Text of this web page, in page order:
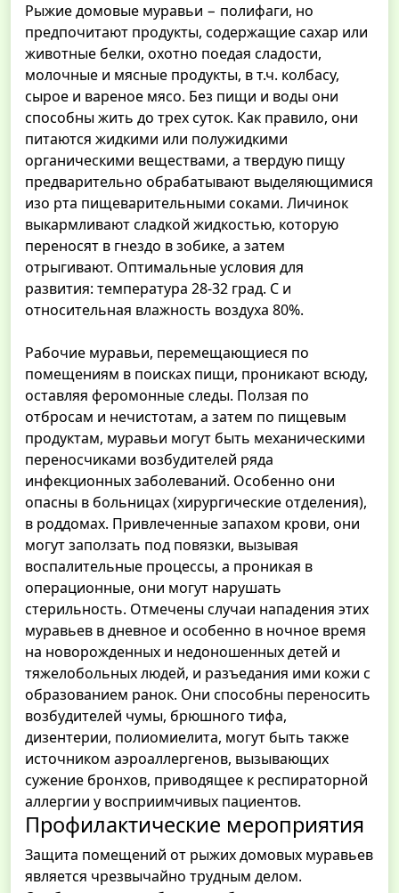
Рыжие домовые муравьи − полифаги, но
предпочитают продукты, содержащие сахар или
животные белки, охотно поедая сладости,
молочные и мясные продукты, в т.ч. колбасу,
сырое и вареное мясо. Без пищи и воды они
способны жить до трех суток. Как правило, они
питаются жидкими или полужидкими
органическими веществами, а твердую пищу
предварительно обрабатывают выделяющимися
изо рта пищеварительными соками. Личинок
выкармливают сладкой жидкостью, которую
переносят в гнездо в зобике, а затем
отрыгивают. Оптимальные условия для
развития: температура 28-32 град. C и
относительная влажность воздуха 80%.
Рабочие муравьи, перемещающиеся по
помещениям в поисках пищи, проникают всюду,
оставляя феромонные следы. Ползая по
отбросам и нечистотам, а затем по пищевым
продуктам, муравьи могут быть механическими
переносчиками возбудителей ряда
инфекционных заболеваний. Особенно они
опасны в больницах (хирургические отделения),
в роддомах. Привлеченные запахом крови, они
могут заползать под повязки, вызывая
воспалительные процессы, а проникая в
операционные, они могут нарушать
стерильность. Отмечены случаи нападения этих
муравьев в дневное и особенно в ночное время
на новорожденных и недоношенных детей и
тяжелобольных людей, и разъедания ими кожи с
образованием ранок. Они способны переносить
возбудителей чумы, брюшного тифа,
дизентерии, полиомиелита, могут быть также
источником аэроаллергенов, вызывающих
сужение бронхов, приводящее к респираторной
аллергии у восприимчивых пациентов.
Профилактические мероприятия
Защита помещений от рыжих домовых муравьев
является чрезвычайно трудным делом.